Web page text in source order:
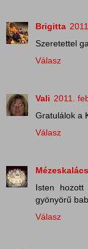
Brigitta
Szeretettel
Válasz
Vali 2011.
Gratulálok a
Válasz
Mézeskalács
Isten hozott
gyönyörű
Válasz